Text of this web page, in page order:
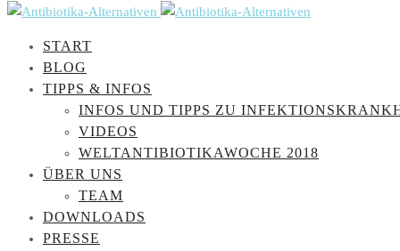
START
BLOG
TIPPS & INFOS
INFOS UND TIPPS ZU
VIDEOS
WELTANTIBIOTIKAWOCHE 2018
ÜBER UNS
TEAM
DOWNLOADS
PRESSE